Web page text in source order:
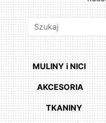
MULINY i NICI
AKCESORIA
TKANINY